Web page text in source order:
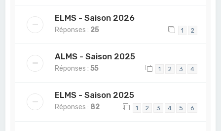
ELMS - Saison 2026
Réponses : 25 1 2
ALMS - Saison 2025
Réponses :55 1 2 3 4
ELMS - Saison 2025
Réponses : 82 1 2 3 4 5 6